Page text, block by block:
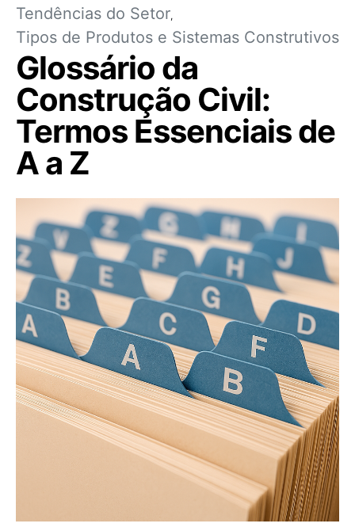
Tendências do Setor
Tipos de Produtos e Sistemas Construtivos
Glossário da
Construção Civil:
Termos Essenciais de
A a Z